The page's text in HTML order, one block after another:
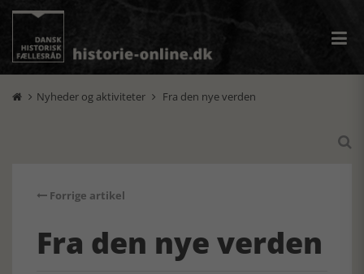
 Nyheder og aktiviteter  Fra den nye verden

Forrige artikel
Fra den nye verden